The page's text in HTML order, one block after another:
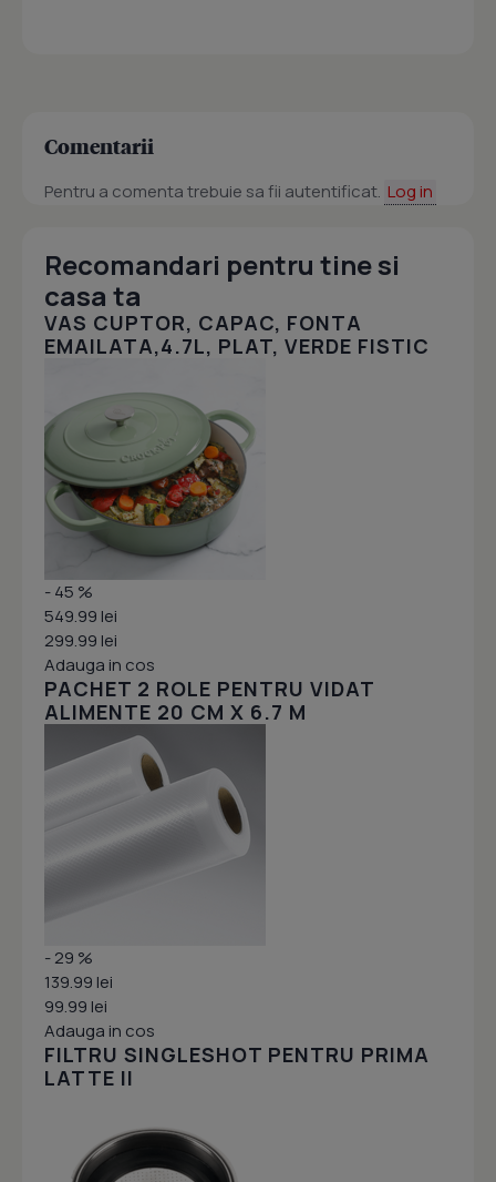
Comentarii
Pentru a comenta trebuie sa fii autentificat. Log in
Recomandari pentru tine si
casa ta
VAS CUPTOR, CAPAC, FONTA
EMAILATA,4.7L, PLAT, VERDE FISTIC
- 45 %
549.99 lei
299.99 lei
Adauga in cos
PACHET 2 ROLE PENTRU VIDAT
ALIMENTE 20 CM X 6.7 M
- 29 %
139.99 lei
99.99 lei
Adauga in cos
FILTRU SINGLESHOT PENTRU PRIMA
LATTE II